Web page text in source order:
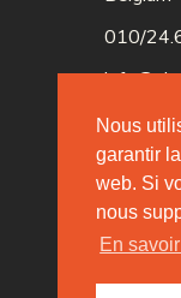
010/
Nous
garantir
web. Si
nous
En